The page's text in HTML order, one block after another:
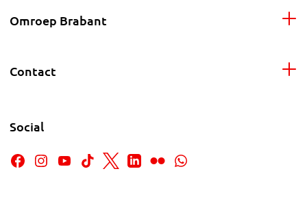
Omroep Brabant
Contact
Social